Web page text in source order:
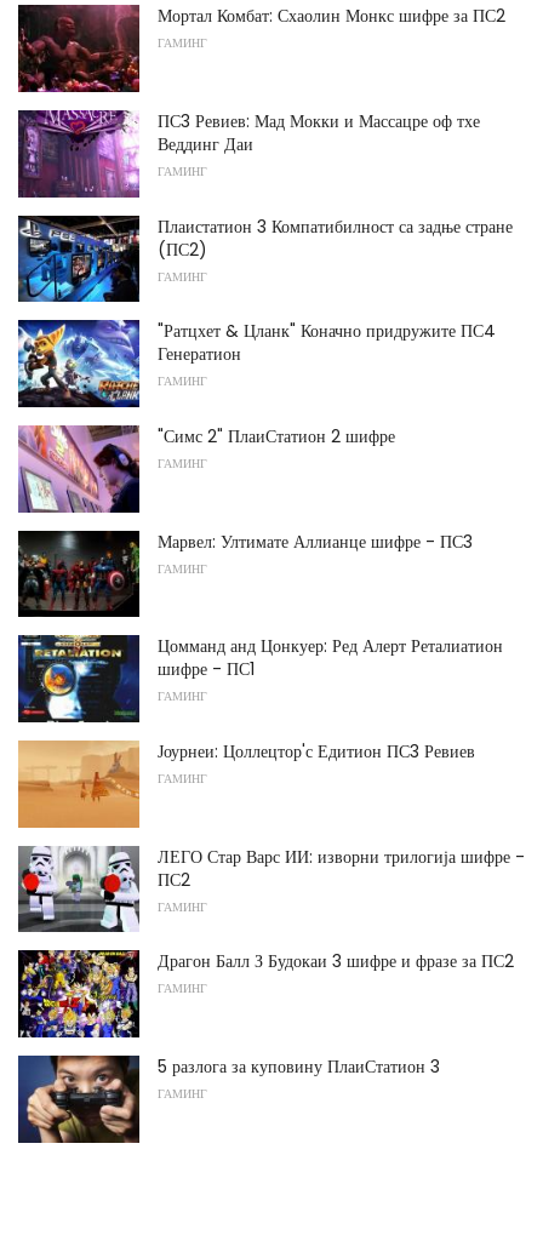
Мортал Комбат: Схаолин Монкс шифре за ПС2
ГАМИНГ
ПС3 Ревиев: Мад Мокки и Массацре оф тхе
Веддинг Даи
ГАМИНГ
Плаистатион 3 Компатибилност са задње стране
(ПС2)
ГАМИНГ
"Ратцхет & Цланк" Коначно придружите ПС4
Генератион
ГАМИНГ
"Симс 2" ПлаиСтатион 2 шифре
ГАМИНГ
Марвел: Ултимате Аллианце шифре - ПС3
ГАМИНГ
Цомманд анд Цонкуер: Ред Алерт Реталиатион
шифре - ПС1
ГАМИНГ
Јоурнеи: Цоллецтор'с Едитион ПС3 Ревиев
ГАМИНГ
ЛЕГО Стар Варс ИИ: изворни трилогија шифре -
ПС2
ГАМИНГ
Драгон Балл З Будокаи 3 шифре и фразе за ПС2
ГАМИНГ
5 разлога за куповину ПлаиСтатион 3
ГАМИНГ